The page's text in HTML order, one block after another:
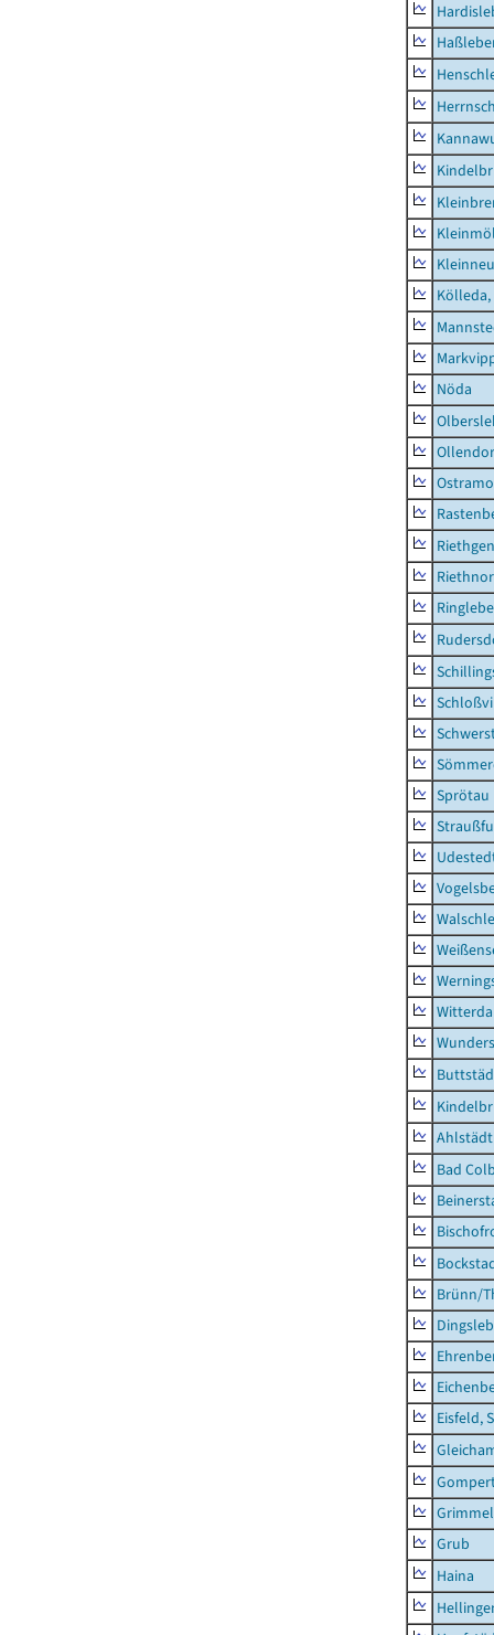
Nöda
Riethgen
Sprötau
Witterda
Ahlstädt
Bad
Brünn/
Eisfeld,
Grub
Haina